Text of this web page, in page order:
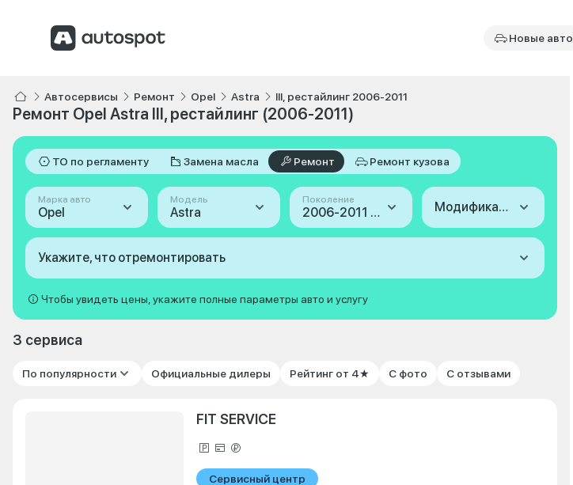
Новые авто
Автосервисы Ремонт Opel Astra III, рестайлинг 2006-2011
Ремонт Opel Astra III, рестайлинг (2006-2011)
ТО по регламенту Замена масла Ремонт Ремонт кузова
Марка авто
Opel
Модель
Astra
Поколение
2006-2011 (III, рестайлинг) Модификация
Укажите, что отремонтировать
Чтобы увидеть цены, укажите полные параметры авто и услугу
3 сервиса
По популярности Официальные дилеры Рейтинг от 4★ С фото С отзывами
FIT SERVICE
Сервисный центр